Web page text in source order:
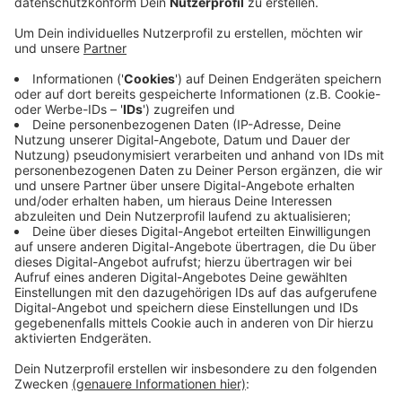
Immer häufiger haben sich aus diesen Telefonaten
ausführliche Beratungen entwickelt. Im letzten Jahr
war das fast tausend Mal der Fall. In vielen Fällen ging
es dabei um Fragen zu psychischen Problemen,
Gesundheit und Sexualität. Die jugendlichen Anrufer
können beim „Kinder- und Jugendtelefon“ anonym
bleiben, wenn sie wollen.
Erreichbar ist das Kinder- und Jugendtelefon unter:
0800 – 111 0 333 oder 116 111.